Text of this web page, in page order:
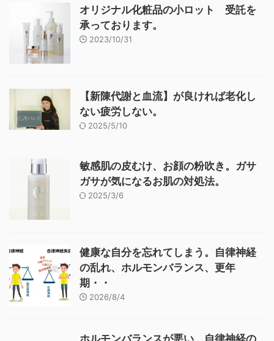
オリジナル化粧品の小ロット 受託を
承っております。
2023/10/31
【新陳代謝と血流】が良ければ老化し
ない疲労しない。
2025/5/10
敏感肌の皮むけ、お顔の粉吹き。ガサ
ガサが気になるお肌の対処法。
2025/3/6
健康な自分を忘れてしまう。自律神経
の乱れ、ホルモンバランス、更年
期・・
2026/8/4